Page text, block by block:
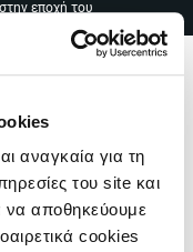
αναγκαία για τη
του site και
να αποθηκεύουμε
cookies
εποχή του
EN | ΕΛ